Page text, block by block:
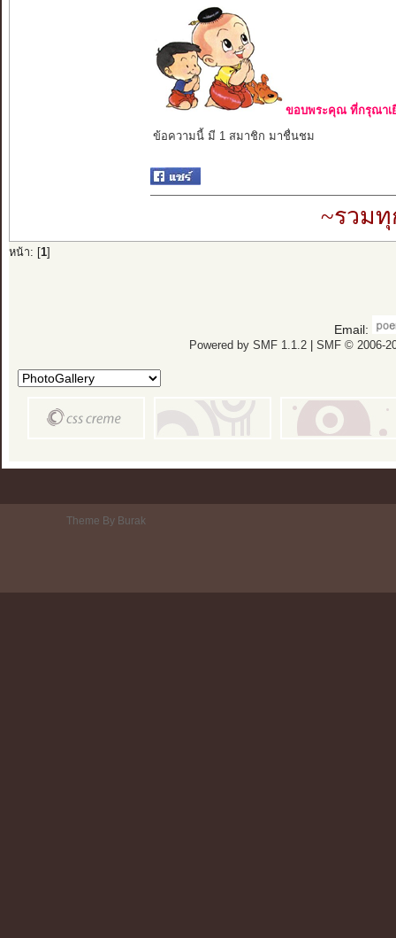
ขอบพระคุณ ที่กรุณาเ
ข้อความนี้ มี 1 สมาชิก มาชื่นชม
~รวมทุ
หน้า: [ 1]
Email:
Powered by SMF 1.1.2| SMF © 2006-
Theme By Burak